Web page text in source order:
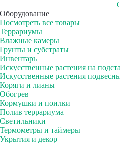
Оборудование
Посмотреть все товары
Террариумы
Влажные камеры
Грунты и субстраты
Инвентарь
Искусственные растения на
Искусственные растения
Коряги и лианы
Обогрев
Кормушки и поилки
Полив террариума
Светильники
Термометры и таймеры
Укрытия и декор